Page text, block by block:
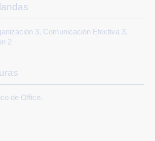
3, Comunicación Efectiva 3,
2
de Office.